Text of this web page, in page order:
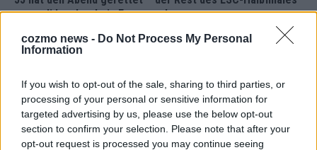
cozmo news - Do Not Process My Personal
Information
If you wish to opt-out of the sale, sharing to third parties, or
processing of your personal or sensitive information for
targeted advertising by us, please use the below opt-out
section to confirm your selection. Please note that after your
opt-out request is processed you may continue seeing
war solide, aber kein Feuerwerk
ESC-Halbfinale 2: Das sagen die Wettquoten – vier sicher,
sechs zittern, einer chancenlos!
Mai 2026